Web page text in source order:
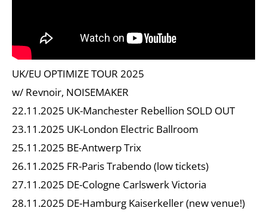
UK/EU OPTIMIZE TOUR 2025
w/ Revnoir, NOISEMAKER
22.11.2025 UK-Manchester Rebellion SOLD OUT
23.11.2025 UK-London Electric Ballroom
25.11.2025 BE-Antwerp Trix
26.11.2025 FR-Paris Trabendo (low tickets)
27.11.2025 DE-Cologne Carlswerk Victoria
28.11.2025 DE-Hamburg Kaiserkeller (new venue!)